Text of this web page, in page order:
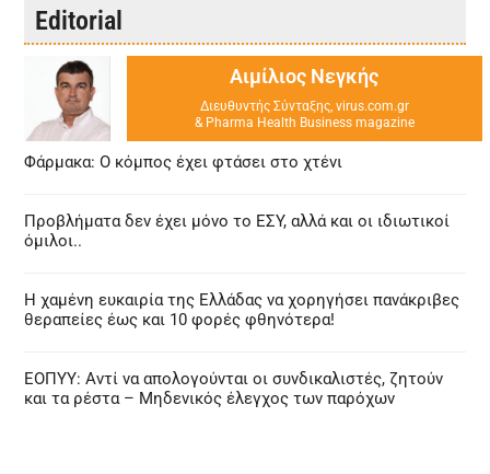
Editorial
Αιμίλιος Νεγκής
Διευθυντής Σύνταξης, virus.com.gr
& Pharma Health Business magazine
Φάρμακα: Ο κόμπος έχει φτάσει στο χτένι
Προβλήματα δεν έχει μόνο το ΕΣΥ, αλλά και οι ιδιωτικοί
όμιλοι..
Η χαμένη ευκαιρία της Ελλάδας να χορηγήσει πανάκριβες
θεραπείες έως και 10 φορές φθηνότερα!
ΕΟΠΥΥ: Αντί να απολογούνται οι συνδικαλιστές, ζητούν
και τα ρέστα – Μηδενικός έλεγχος των παρόχων